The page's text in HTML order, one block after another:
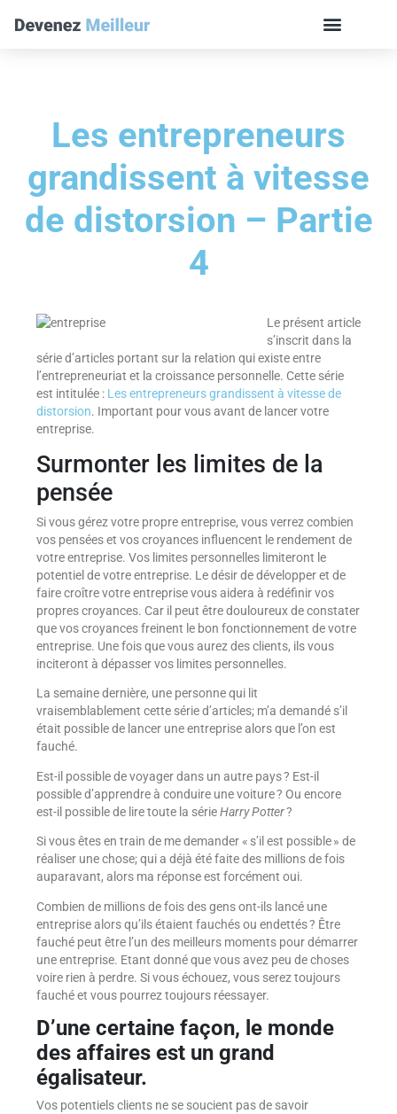
Les entrepreneurs
grandissent à vitesse
de distorsion – Partie
4
Le présent article
s’inscrit dans la
série d’articles portant sur la relation qui existe entre
l’entrepreneuriat et la croissance personnelle. Cette série
est intitulée : Les entrepreneurs grandissent à vitesse de
distorsion. Important pour vous avant de lancer votre
entreprise.
Surmonter les limites de la
pensée
Si vous gérez votre propre entreprise, vous verrez combien
vos pensées et vos croyances influencent le rendement de
votre entreprise. Vos limites personnelles limiteront le
potentiel de votre entreprise. Le désir de développer et de
faire croître votre entreprise vous aidera à redéfinir vos
propres croyances. Car il peut être douloureux de constater
que vos croyances freinent le bon fonctionnement de votre
entreprise. Une fois que vous aurez des clients, ils vous
inciteront à dépasser vos limites personnelles.
La semaine dernière, une personne qui lit
vraisemblablement cette série d’articles; m’a demandé s’il
était possible de lancer une entreprise alors que l’on est
fauché.
Est-il possible de voyager dans un autre pays ? Est-il
possible d’apprendre à conduire une voiture ? Ou encore
est-il possible de lire toute la sérieHarry Potter?
Si vous êtes en train de me demander « s’il est possible » de
réaliser une chose; qui a déjà été faite des millions de fois
auparavant, alors ma réponse est forcément oui.
Combien de millions de fois des gens ont-ils lancé une
entreprise alors qu’ils étaient fauchés ou endettés ? Être
fauché peut être l’un des meilleurs moments pour démarrer
une entreprise. Etant donné que vous avez peu de choses
voire rien à perdre. Si vous échouez, vous serez toujours
fauché et vous pourrez toujours réessayer.
D’une certaine façon, le monde
des affaires est un grand
égalisateur.
Vos potentiels clients ne se soucient pas de savoir